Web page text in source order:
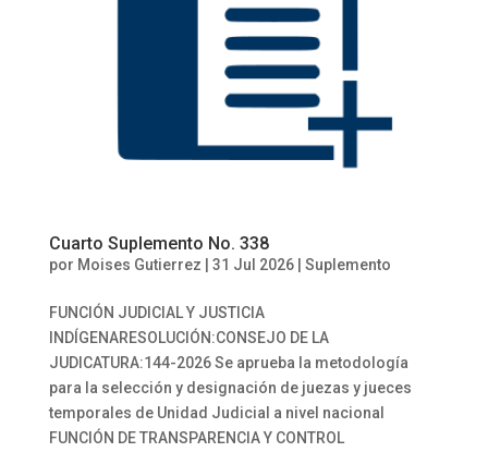
Cuarto Suplemento No. 338
por Moises Gutierrez | 31 Jul 2026| Suplemento
FUNCIÓN JUDICIAL Y JUSTICIA
INDÍGENARESOLUCIÓN:CONSEJO DE LA
JUDICATURA:144-2026 Se aprueba la metodología
para la selección y designación de juezas y jueces
temporales de Unidad Judicial a nivel nacional
FUNCIÓN DE TRANSPARENCIA Y CONTROL